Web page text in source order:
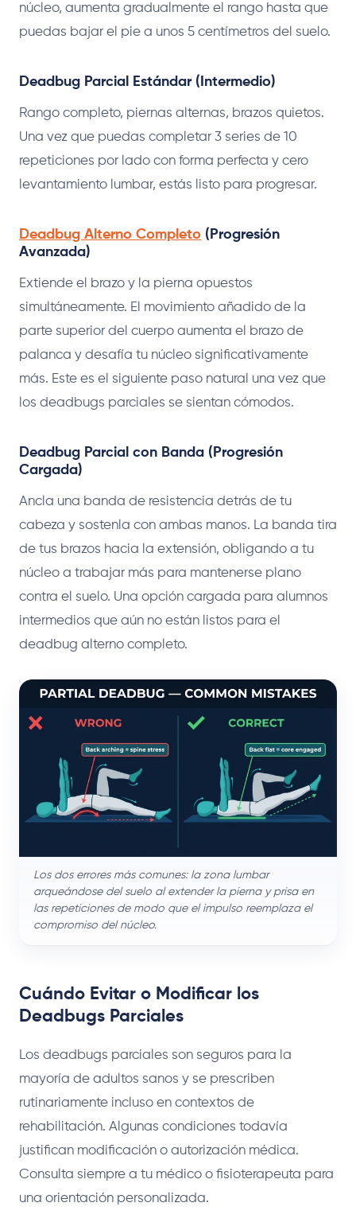
núcleo, aumenta gradualmente el rango hasta que
puedas bajar el pie a unos 5 centímetros del suelo.
Deadbug Parcial Estándar (Intermedio)
Rango completo, piernas alternas, brazos quietos.
Una vez que puedas completar 3 series de 10
repeticiones por lado con forma perfecta y cero
levantamiento lumbar, estás listo para progresar.
Deadbug Alterno Completo (Progresión
Avanzada)
Extiende el brazo y la pierna opuestos
simultáneamente. El movimiento añadido de la
parte superior del cuerpo aumenta el brazo de
palanca y desafía tu núcleo significativamente
más. Este es el siguiente paso natural una vez que
los deadbugs parciales se sientan cómodos.
Deadbug Parcial con Banda (Progresión
Cargada)
Ancla una banda de resistencia detrás de tu
cabeza y sostenla con ambas manos. La banda tira
de tus brazos hacia la extensión, obligando a tu
núcleo a trabajar más para mantenerse plano
contra el suelo. Una opción cargada para alumnos
intermedios que aún no están listos para el
deadbug alterno completo.
Los dos errores más comunes: la zona lumbar
arqueándose del suelo al extender la pierna y prisa en
las repeticiones de modo que el impulso reemplaza el
compromiso del núcleo.
Cuándo Evitar o Modificar los
Deadbugs Parciales
Los deadbugs parciales son seguros para la
mayoría de adultos sanos y se prescriben
rutinariamente incluso en contextos de
rehabilitación. Algunas condiciones todavía
justifican modificación o autorización médica.
Consulta siempre a tu médico o fisioterapeuta para
una orientación personalizada.